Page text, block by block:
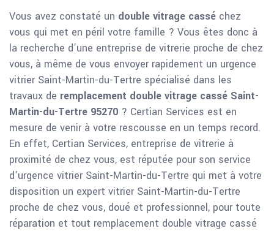
Vous avez constaté un double vitrage cassé chez
vous qui met en péril votre famille ? Vous êtes donc à
la recherche d’une entreprise de vitrerie proche de chez
vous, à même de vous envoyer rapidement un urgence
vitrier Saint-Martin-du-Tertre spécialisé dans les
travaux de remplacement double vitrage cassé Saint-
Martin-du-Tertre 95270 ? Certian Services est en
mesure de venir à votre rescousse en un temps record.
En effet, Certian Services, entreprise de vitrerie à
proximité de chez vous, est réputée pour son service
d’urgence vitrier Saint-Martin-du-Tertre qui met à votre
disposition un expert vitrier Saint-Martin-du-Tertre
proche de chez vous, doué et professionnel, pour toute
réparation et tout remplacement double vitrage cassé